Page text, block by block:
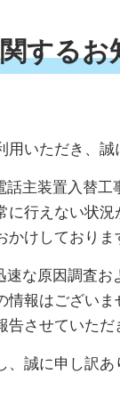
関するお
用いただき、
話主装置入替
に行えない状
かけしており
速な原因調査
情報はございま
告させていただ
、誠に申し訳